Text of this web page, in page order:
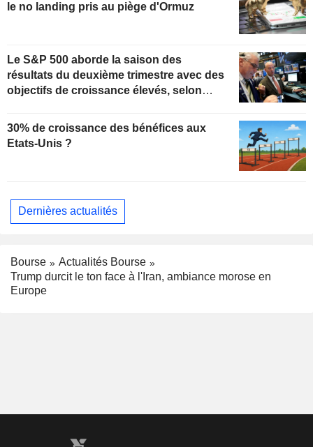
le no landing pris au piège d'Ormuz
Le S&P 500 aborde la saison des
résultats du deuxième trimestre avec des
objectifs de croissance élevés, selon
30% de croissance des bénéfices aux
Etats-Unis ?
Dernières actualités
Bourse
Actualités Bourse
Trump durcit le ton face à l'Iran, ambiance morose en
Europe